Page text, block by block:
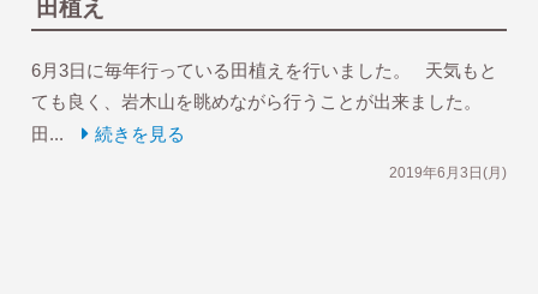
田植え
6月3日に毎年行っている田植えを行いました。 天気もと
ても良く、岩木山を眺めながら行うことが出来ました。
田...
続きを見る
2019年6月3日(月)